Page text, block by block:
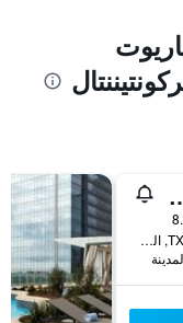
هوتل
4 Riverway, هيوستن, TX, الولايات المتحدة الأميريكية